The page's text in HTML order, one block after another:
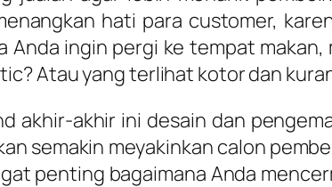
hati para customer,
Anda ingin pergi ke tempat
Atau yang terlihat kotor dan
akhir-akhir ini desain dan
semakin meyakinkan calon
penting bagaimana Anda